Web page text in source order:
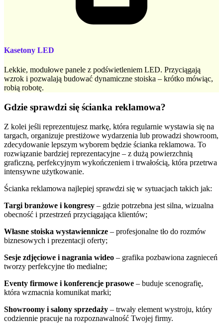
Kasetony LED
Lekkie, modułowe panele z podświetleniem LED. Przyciągają
wzrok i pozwalają budować dynamiczne stoiska – krótko mówiąc,
robią robotę.
Gdzie sprawdzi się ścianka reklamowa?
Z kolei jeśli reprezentujesz markę, która regularnie wystawia się na
targach, organizuje prestiżowe wydarzenia lub prowadzi showroom,
zdecydowanie lepszym wyborem będzie ścianka reklamowa. To
rozwiązanie bardziej reprezentacyjne – z dużą powierzchnią
graficzną, perfekcyjnym wykończeniem i trwałością, która przetrwa
intensywne użytkowanie.
Ścianka reklamowa najlepiej sprawdzi się w sytuacjach takich jak:
Targi branżowe i kongresy – gdzie potrzebna jest silna, wizualna
obecność i przestrzeń przyciągająca klientów;
Własne stoiska wystawiennicze – profesjonalne tło do rozmów
biznesowych i prezentacji oferty;
Sesje zdjęciowe i nagrania wideo – grafika pozbawiona zagnieceń
tworzy perfekcyjne tło medialne;
Eventy firmowe i konferencje prasowe – buduje scenografię,
która wzmacnia komunikat marki;
Showroomy i salony sprzedaży – trwały element wystroju, który
codziennie pracuje na rozpoznawalność Twojej firmy.